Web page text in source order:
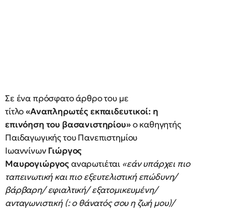
Σε ένα πρόσφατο άρθρο του με
τίτλο«Αναπληρωτές εκπαιδευτικοί: η
επινόηση του βασανιστηρίου»ο καθηγητής
Παιδαγωγικής του Πανεπιστημίου
ΙωαννίνωνΓιώργος
Μαυρογιώργοςαναρωτιέται «εάν υπάρχει πιο
ταπεινωτική και πιο εξευτελιστική επώδυνη/
βάρβαρη/ εφιαλτική/ εξατομικευμένη/
ανταγωνιστική (: ο θάνατός σου η ζωή μου)/